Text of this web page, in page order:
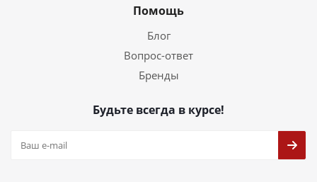
Помощь
Блог
Вопрос-ответ
Бренды
Будьте всегда в курсе!